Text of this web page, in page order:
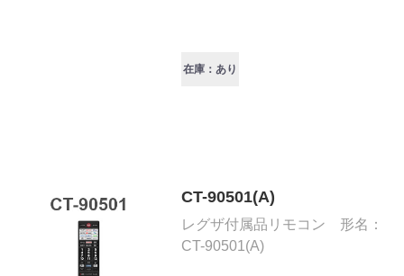
在庫：あり
CT-90501(A)
レグザ付属品リモコン 形名：
CT-90501(A)